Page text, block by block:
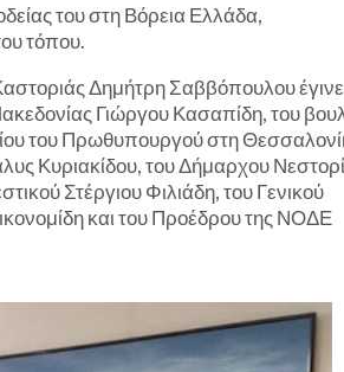
του στη Βόρεια Ελλάδα,
τόπου.
Δημήτρη Σαββόπουλου έγινε
Γιώργου Κασαπίδη, του
του Πρωθυπουργού στη
Κυριακίδου, του Δήμαρχου
Στέργιου Φιλιάδη, του Γενικού
και του Προέδρου της ΝΟΔΕ